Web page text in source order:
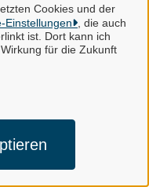
Cookies und der
Einstellungen
, die auch
ist. Dort kann ich
für die Zukunft